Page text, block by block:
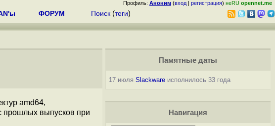
Профиль: Аноним (вход | регистрация) неRU opennet.me
ФОРУМ Поиск (теги)
amd64,
прошлых выпусков при
Памятные даты
17 июля Slackwareисполнилось 33 года
Навигация